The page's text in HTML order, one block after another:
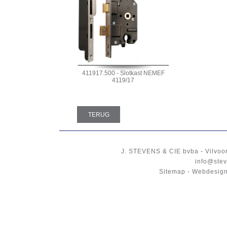
411917.500 - Slotkast NEMEF
4119/17
TERUG
J. STEVENS & CIE bvba -
Sitemap -